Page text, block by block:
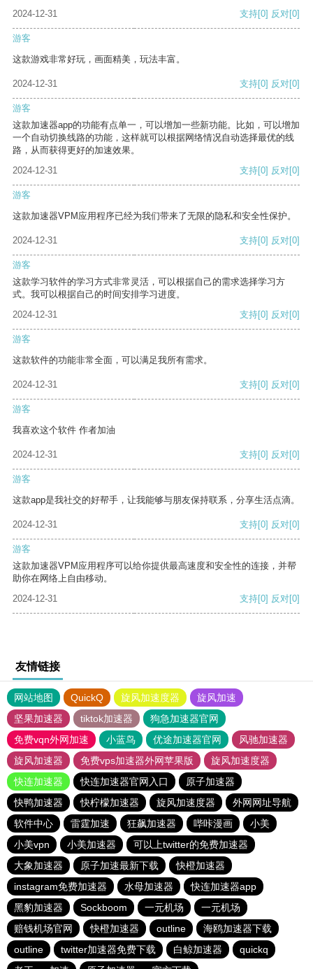
2024-12-31
支持[0] 反对[0]
游客
这款游戏非常好玩，画面精美，玩法丰富。
2024-12-31 支持[0] 反对[0]
游客
这款加速器app的功能有点单一，可以增加一些新功能。比如，可以增加
一个自动切换线路的功能，这样就可以根据网络情况自动选择最优的线
路，从而获得更好的加速效果。
2024-12-31
支持[0] 反对[0]
游客
这款加速器VPM应用程序已经为我们带来了无限的隐私和安全性保护。
2024-12-31 支持[0] 反对[0]
游客
这款学习软件的学习方式非常灵活，可以根据自己的需求选择学习方
式。我可以根据自己的时间安排学习进度。
2024-12-31
支持[0] 反对[0]
游客
这款软件的功能非常全面，可以满足我所有需求。
2024-12-31 支持[0] 反对[0]
游客
我喜欢这个软件 作者加油
2024-12-31 支持[0] 反对[0]
游客
这款app是我社交的好帮手，让我能够与朋友保持联系，分享生活点滴。
2024-12-31 支持[0] 反对[0]
游客
这款加速器VPM应用程序可以给你提供最高速度和安全性的连接，并帮
助你在网络上自由移动。
2024-12-31
支持[0] 反对[0]
友情链接
网站地图 QuickQ 旋风加速度器
旋风加速
坚果加速器
tiktok加速器
狗急加速器官网
免费vqn外网加速
小蓝鸟 优途加速器官网
风驰加速器
旋风加速器
免费vps加速器外网苹果版
旋风加速度器
快连加速器
快连加速器官网入口
原子加速器
快鸭加速器
快柠檬加速器 旋风加速度器
外网网址导航
软件中心
雷霆加速 狂飙加速器 哔咔漫画
小美
小美vpn
小美加速器
可以上twitter的免费加速器
大象加速器
原子加速最新下载
快橙加速器
instagram免费加速器
水母加速器
快连加速器app
黑豹加速器
Sockboom 一元机场
一元机场
赔钱机场官网
快橙加速器 outline
海鸥加速器下载
outline
twitter加速器免费下载 白鲸加速器
quickq